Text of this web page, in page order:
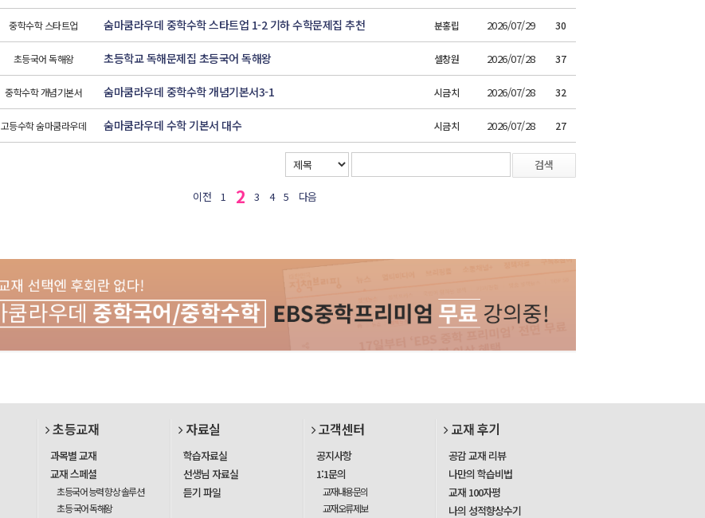
중학수학 스타트업 숨마쿰라우데 중학수학 스타트업 1-2 기하 수학문제집 추천 분홍립 2026/07/29 30
초등국어 독해왕 초등학교 독해문제집 초등국어 독해왕 셀창원 2026/07/28 37
중학수학 개념기본서 숨마쿰라우데 중학수학 개념기본서3-1 시금치 2026/07/28 32
고등수학 숨마쿰라우데 숨마쿰라우데 수학 기본서 대수 시금치 2026/07/28 27
검색
이전 1 2 3 4 5 다음
초등교재
과목별 교재
교재 스페셜
초등국어 능력 향상 솔루션
초등 국어 독해왕
자료실
학습자료실
선생님 자료실
듣기 파일
고객센터
공지사항
1:1문의
교재내용문의
교재오류제보
교재 후기
공감 교재 리뷰
나만의 학습비법
교재 100자평
나의 성적향상수기